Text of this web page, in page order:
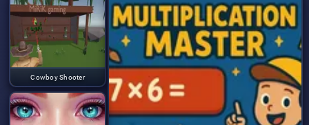
Cowboy Shooter